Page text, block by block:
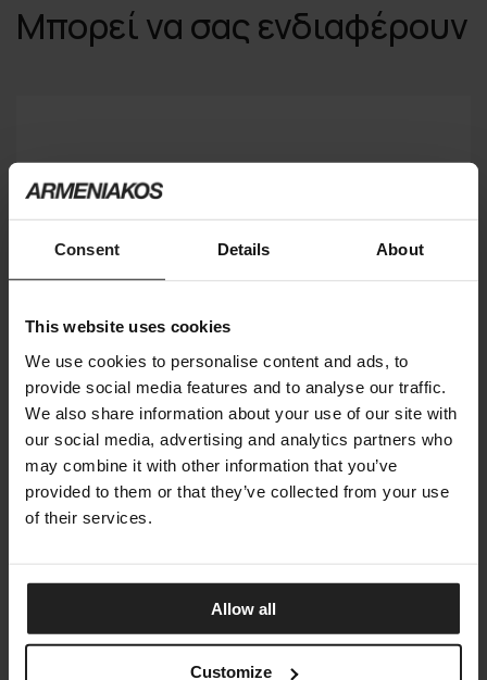
Consent Details About
This website uses cookies
We use cookies to personalise content and ads, to
provide social media features and to analyse our traffic.
We also share information about your use of our site with
our social media, advertising and analytics partners who
may combine it with other information that you’ve
provided to them or that they’ve collected from your use
of their services.
Allow all
Customize
Μπορεί να σας ενδιαφέρουν